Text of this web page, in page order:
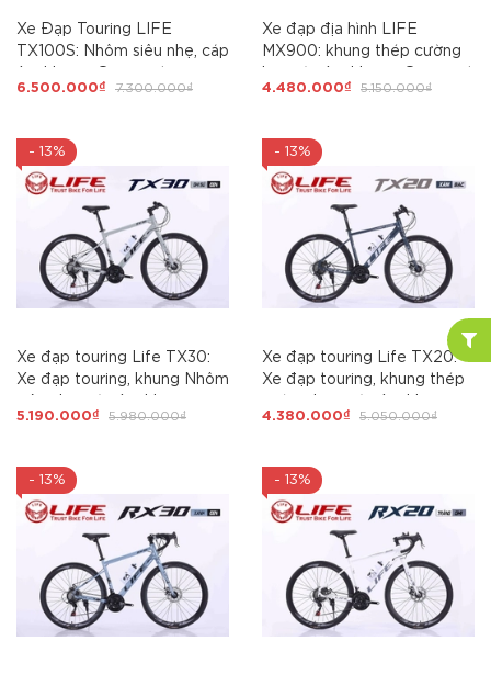
Xe Đạp Touring LIFE
TX100S: Nhôm siêu nhẹ, cáp
SHIMANO 3x7 tốc độ.
to. QUÁ CHẤT -SIÊU HOT
6.500.000₫ 7.300.000₫
Xe đạp địa hình LIFE
MX900: khung thép cường
SHIMANO 3X7 tốc độ. Líp
4.480.000₫ 5.150.000₫
- 13%
Xe đạp touring Life TX30:
Xe đạp touring, khung Nhôm
Groupset SHIMANO 3x7 tốc
Hot nhất 2026
5.190.000₫ 5.980.000₫
- 13%
Xe đạp touring Life TX20:
Xe đạp touring, khung thép
Groupset SHIMING 3X7 tốc
nhất 2026
4.380.000₫ 5.050.000₫
- 13% - 13%